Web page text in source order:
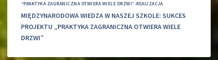
“PRAKTYKA ZAGRANICZNA OTWIERA WIELE DRZWI”-REALIZACJA
MIĘDZYNARODOWA WIEDZA W NASZEJ SZKOLE: SUKCES
PROJEKTU „PRAKTYKA ZAGRANICZNA OTWIERA WIELE
DRZWI”